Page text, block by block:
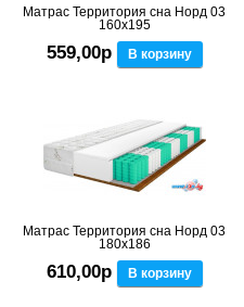
Матрас Территория сна Норд 03
160x195
559,00р В корзину
Матрас Территория сна Норд 03
180x186
610,00р В корзину